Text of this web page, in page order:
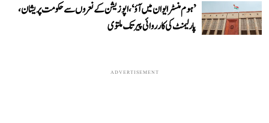
’ہوم منسٹر ایوان میں آؤ‘، اپوزیشن کے نعروں سے حکومت پریشان،
پارلیمنٹ کی کارروائی پیر تک ملتوی
ADVERTISEMENT